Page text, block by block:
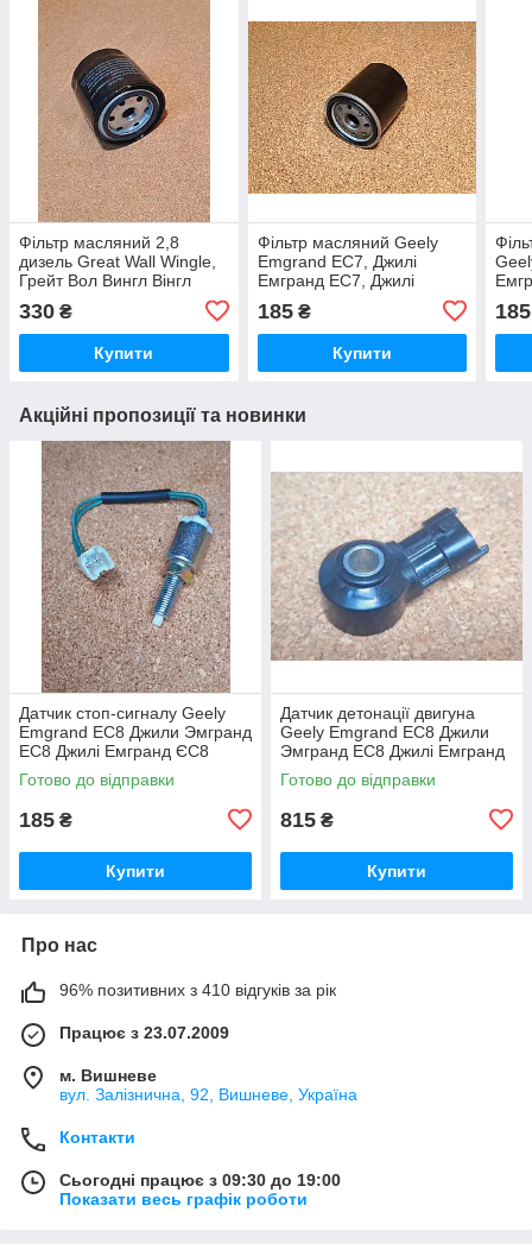
Фільтр масляний 2,8
дизель Great Wall Wingle,
Грейт Вол Вингл Вінгл
330 ₴
Купити
Фільтр масляний Geely
Emgrand EC7, Джилі
Емгранд ЕС7, Джилі
185₴
Купити
185
Акційні пропозиції та новинки
Датчик стоп-сигналу Geely
Emgrand EC8 Джили Эмгранд
ЕС8 Джилі Емгранд ЄС8
Готово до відправки
185 ₴
Купити
Датчик детонації двигуна
Geely Emgrand EC8 Джили
Эмгранд ЕС8 Джилі Емгранд
ЄС8
Готово до відправки
815 ₴
Купити
Про нас
96% позитивних з 410 відгуків за рік
Працює з 23.07.2009
м. Вишневе
вул. Залізнична, 92, Вишневе, Україна
Контакти
Сьогодні працює з 09:30 до 19:00
Показати весь графік роботи